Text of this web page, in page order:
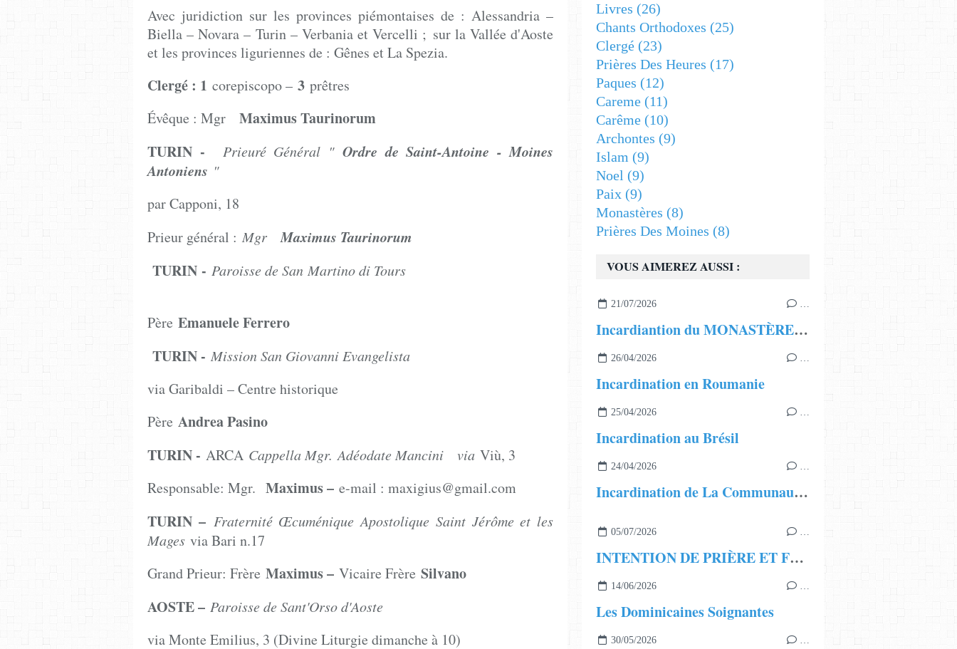
Avec juridiction sur les provinces piémontaises de : Alessandria –
Biella – Novara – Turin – Verbania et Vercelli ; sur la Vallée d'Aoste
et les provinces liguriennes de : Gênes et La Spezia.
Clergé : 1 corepiscopo – 3 prêtres
Évêque : Mgr Maximus Taurinorum
TURIN -
Prieuré Général " Ordre de Saint-Antoine - Moines
Antoniens "
par Capponi, 18
Prieur général : Mgr Maximus Taurinorum
TURIN - Paroisse de San Martino di Tours
Père Emanuele Ferrero
TURIN - Mission San Giovanni Evangelista
via Garibaldi – Centre historique
Père Andrea Pasino
TURIN - ARCA Cappella Mgr. Adéodate Mancini via Viù, 3
Responsable: Mgr. Maximus – e-mail : maxigius@gmail.com
TURIN – Fraternité Œcuménique Apostolique Saint Jérôme et les
Mages via Bari n.17
Grand Prieur: Frère Maximus – Vicaire Frère Silvano
AOSTE – Paroisse de Sant'Orso d'Aoste
via Monte Emilius, 3 (Divine Liturgie dimanche à 10)
VOUS AIMEREZ AUSSI :
21/07/2026 …
Incardiantion du MONASTÈRE DE TOUTES LES ÂMES au Nigéria
26/04/2026 …
Incardination en Roumanie
25/04/2026 …
Incardination au Brésil
24/04/2026 …
Incardination de La Communauté Missionnaire, Fraternité Notre Dame au Cameroun
05/07/2026 …
INTENTION DE PRIÈRE ET FRATERNITÉ ECCLÉSIALE
14/06/2026 …
Les Dominicaines Soignantes
30/05/2026 …
Livres (26)
Chants Orthodoxes (25)
Clergé (23)
Prières Des Heures (17)
Paques (12)
Careme (11)
Carême (10)
Archontes (9)
Islam (9)
Noel (9)
Paix (9)
Monastères (8)
Prières Des Moines (8)